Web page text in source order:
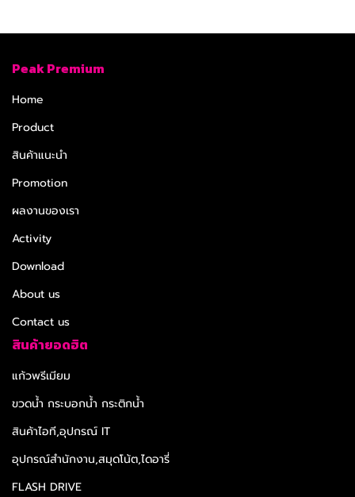
Peak Premium
Home
Product
สินค้าแนะนำ
Promotion
ผลงานของเรา
Activity
Download
About us
Contact us
สินค้ายอดฮิต
แก้วพรีเมียม
ขวดน้ำ กระบอกน้ำ กระติกน้ำ
สินค้าไอที,อุปกรณ์ IT
อุปกรณ์สำนักงาน,สมุดโน้ต,ไดอารี่
FLASH DRIVE